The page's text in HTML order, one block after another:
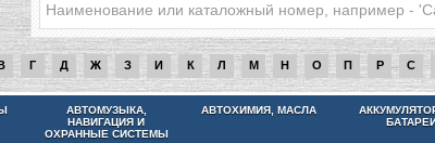
Г Д Ж З И К Л М Н О П Р С
НАМ НЕ СТЫДНО ЗА
АВТОМУЗЫКА,
НАВИГАЦИЯ И
ОХРАННЫЕ СИСТЕМЫ
АВТОХИМИЯ, МАСЛА